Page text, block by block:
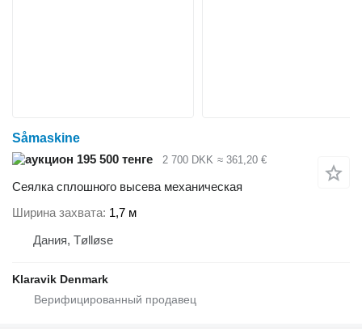
Såmaskine
195 500 тенге
2 700 DKK ≈ 361,20 €
Сеялка сплошного высева механическая
Ширина захвата 1,7 м
Дания, Tølløse
Klaravik Denmark